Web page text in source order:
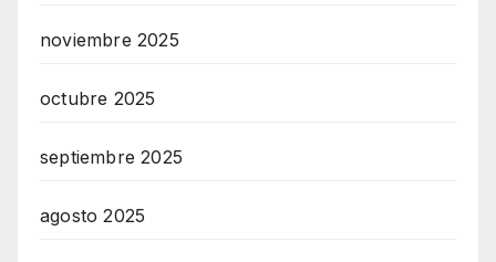
noviembre 2025
octubre 2025
septiembre 2025
agosto 2025